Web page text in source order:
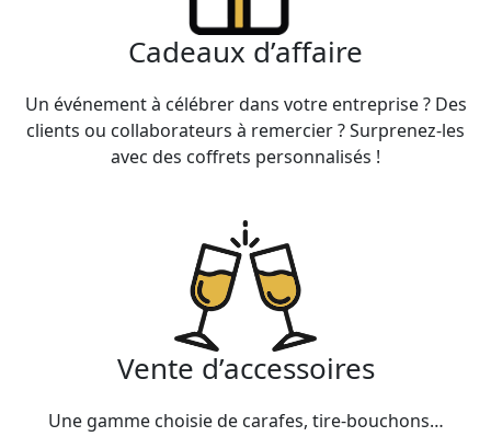
Cadeaux d’affaire
Un événement à célébrer dans votre entreprise ? Des
clients ou collaborateurs à remercier ? Surprenez-les
avec des coffrets personnalisés !
Vente d’accessoires
Une gamme choisie de carafes, tire-bouchons…